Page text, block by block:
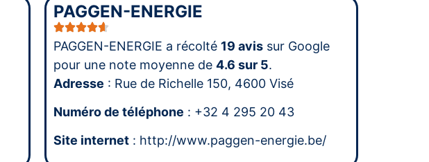
PAGGEN-ENERGIE
PAGGEN-ENERGIE a récolté 19 avis sur Google
pour une note moyenne de4.6 sur 5.
Adresse : Rue de Richelle 150, 4600 Visé
Numéro de téléphone : +32 4 295 20 43
Site internet : http://www.paggen-energie.be/